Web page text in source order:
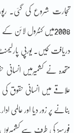
تجارت شروع کی گئی۔
2008میں کنٹرول
دریافت کیں۔ یورپی
متحدہ نے کشمیرمیں
علاقے میں انسانی حقوق کی
بنانے پر زور دیا اور عالمی
فورسز کی طرف سے کشمیریوں